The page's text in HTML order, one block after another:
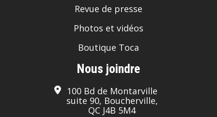
Revue de presse
Photos et vidéos
Boutique Toca
Nous joindre
100 Bd de Montarville
suite 90, Boucherville,
QC J4B 5M4